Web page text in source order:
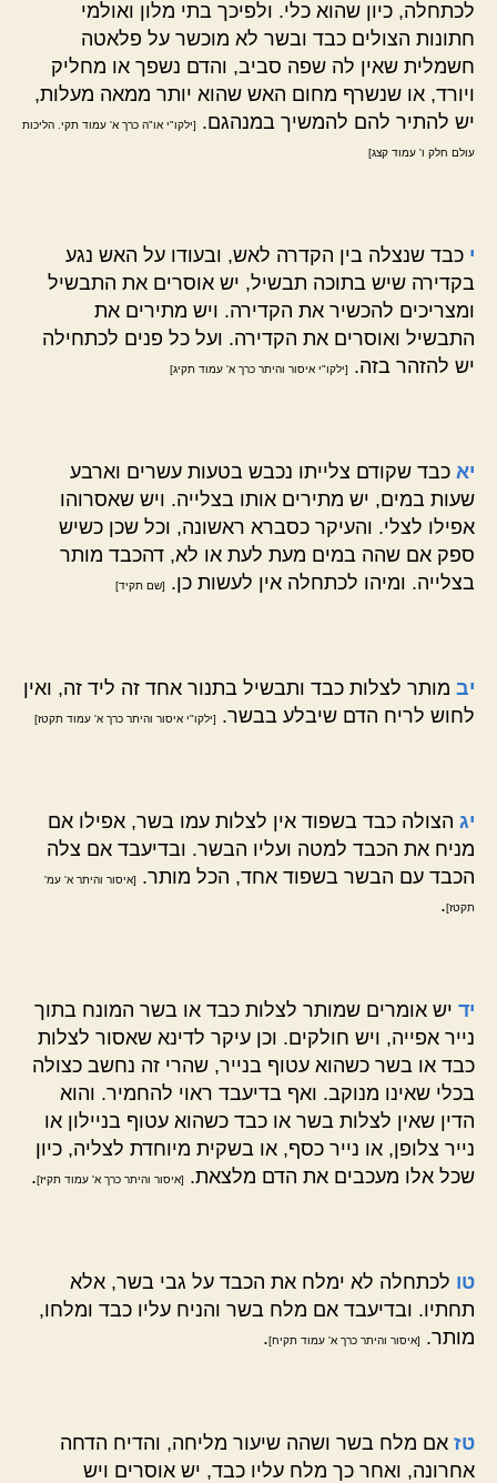
לכתחלה, כיון שהוא כלי. ולפיכך בתי מלון ואולמי
חתונות הצולים כבד ובשר לא מוכשר על פלאטה
חשמלית שאין לה שפה סביב, והדם נשפך או מחליק
ויורד, או שנשרף מחום האש שהוא יותר ממאה מעלות,
יש להתיר להם להמשיך במנהגם.
[ילקו"י או"ה כרך א' עמוד תקי. הליכות
עולם חלק ו' עמוד קצג]
י כבד שנצלה בין הקדרה לאש, ובעודו על האש נגע
בקדירה שיש בתוכה תבשיל, יש אוסרים את התבשיל
ומצריכים להכשיר את הקדירה. ויש מתירים את
התבשיל ואוסרים את הקדירה. ועל כל פנים לכתחילה
יש להזהר בזה.
[ילקו"י איסור והיתר כרך א' עמוד תקיג]
יא כבד שקודם צלייתו נכבש בטעות עשרים וארבע
שעות במים, יש מתירים אותו בצלייה. ויש שאסרוהו
אפילו לצלי. והעיקר כסברא ראשונה, וכל שכן כשיש
ספק אם שהה במים מעת לעת או לא, דהכבד מותר
בצלייה. ומיהו לכתחלה אין לעשות כן.
[שם תקיד]
יב מותר לצלות כבד ותבשיל בתנור אחד זה ליד זה, ואין
לחוש לריח הדם שיבלע בבשר.
[ילקו"י איסור והיתר כרך א' עמוד תקטז]
יג הצולה כבד בשפוד אין לצלות עמו בשר, אפילו אם
מניח את הכבד למטה ועליו הבשר. ובדיעבד אם צלה
הכבד עם הבשר בשפוד אחד, הכל מותר.
[איסור והיתר א' עמ'
תקטז].
יד יש אומרים שמותר לצלות כבד או בשר המונח בתוך
נייר אפייה, ויש חולקים. וכן עיקר לדינא שאסור לצלות
כבד או בשר כשהוא עטוף בנייר, שהרי זה נחשב כצולה
בכלי שאינו מנוקב. ואף בדיעבד ראוי להחמיר. והוא
הדין שאין לצלות בשר או כבד כשהוא עטוף בניילון או
נייר צלופן, או נייר כסף, או בשקית מיוחדת לצליה, כיון
שכל אלו מעכבים את הדם מלצאת.
[איסור והיתר כרך א' עמוד תקיז].
טו לכתחלה לא ימלח את הכבד על גבי בשר, אלא
תחתיו. ובדיעבד אם מלח בשר והניח עליו כבד ומלחו,
מותר.
[איסור והיתר כרך א' עמוד תקיח].
טז אם מלח בשר ושהה שיעור מליחה, והדיח הדחה
אחרונה, ואחר כך מלח עליו כבד, יש אוסרים ויש